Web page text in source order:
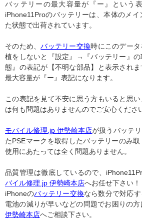
バッテリーの最大容量が『ー』という
iPhone11Proのバッテリーは、本体のメ
た状態で出荷されています。
そのため、バッテリー交換時にこのデー
植をしないと『設定』→『バッテリー』の
態』の表記が【不明な部品】と表示され
最大容量が『ー』表記になります。
この表記を見て不安に思う方もいると思
は何も問題はありませんのでご安心くださ
モバイル修理.jp 伊勢崎本店が扱うバッテ
たPSEマークを取得したバッテリーのみ
使用にあたっては全く問題ありません。
品質管理は徹底しているので、
バイル修理.jp 伊勢崎本店へお任せ下さい！
iPhoneのバッテリー交換なら数分で対応す
電池の減りが早いなどの問題でお困りの方
伊勢崎本店へご相談下さい。